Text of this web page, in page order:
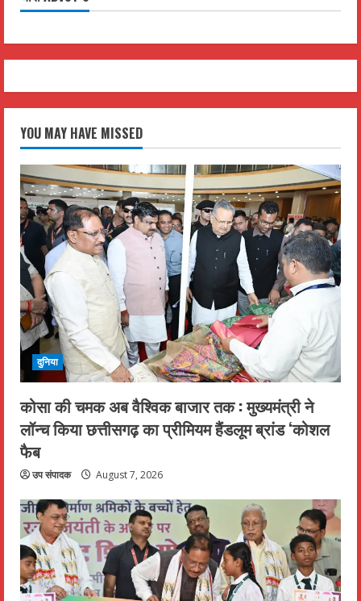
YOU MAY HAVE MISSED
दुनिया
कोसा की चमक अब वैश्विक बाजार तक : मुख्यमंत्री ने
लॉन्च किया छत्तीसगढ़ का प्रीमियम हैंडलूम ब्रांड ‘कोशल
फैब
उप संपादक August 7, 2026